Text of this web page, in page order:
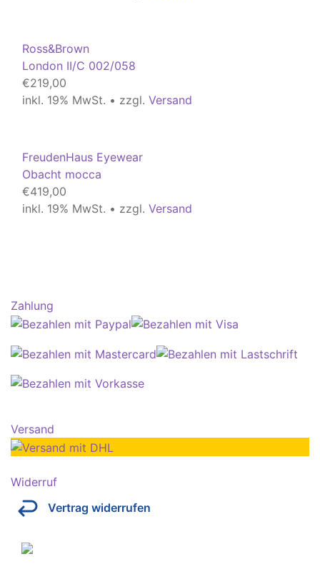
Ross&Brown
London II/C 002/058
€219,00
inkl. 19% MwSt. • zzgl. Versand
FreudenHaus Eyewear
Obacht mocca
€419,00
inkl. 19% MwSt. • zzgl. Versand
Zahlung
Versand
Widerruf
Vertrag widerrufen